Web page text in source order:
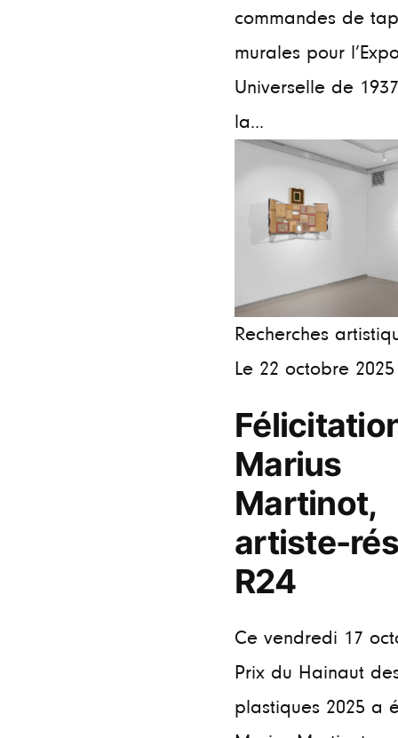
commandes de
murales pour
Universelle de
la...
Recherches
Le 22 octobre 2025
Marius
Martinot,
artiste-
R24
Ce vendredi 17
Prix du Hainaut
plastiques 2025 a